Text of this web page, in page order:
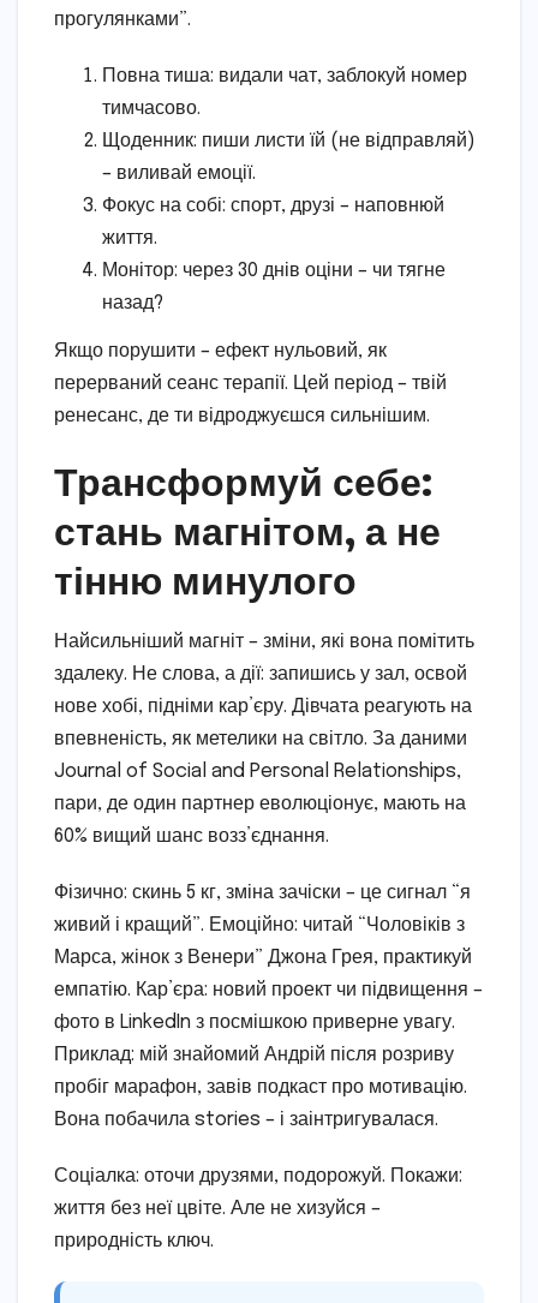
прогулянками”.
Повна тиша: видали чат, заблокуй номер
тимчасово.
Щоденник: пиши листи їй (не відправляй)
– виливай емоції.
Фокус на собі: спорт, друзі – наповнюй
життя.
Монітор: через 30 днів оціни – чи тягне
назад?
Якщо порушити – ефект нульовий, як
перерваний сеанс терапії. Цей період – твій
ренесанс, де ти відроджуєшся сильнішим.
Трансформуй себе:
стань магнітом, а не
тінню минулого
Найсильніший магніт – зміни, які вона помітить
здалеку. Не слова, а дії: запишись у зал, освой
нове хобі, підніми кар’єру. Дівчата реагують на
впевненість, як метелики на світло. За даними
Journal of Social and Personal Relationships,
пари, де один партнер еволюціонує, мають на
60% вищий шанс возз’єднання.
Фізично: скинь 5 кг, зміна зачіски – це сигнал “я
живий і кращий”. Емоційно: читай “Чоловіків з
Марса, жінок з Венери” Джона Грея, практикуй
емпатію. Кар’єра: новий проект чи підвищення –
фото в LinkedIn з посмішкою приверне увагу.
Приклад: мій знайомий Андрій після розриву
пробіг марафон, завів подкаст про мотивацію.
Вона побачила stories – і заінтригувалася.
Соціалка: оточи друзями, подорожуй. Покажи:
життя без неї цвіте. Але не хизуйся –
природність ключ.